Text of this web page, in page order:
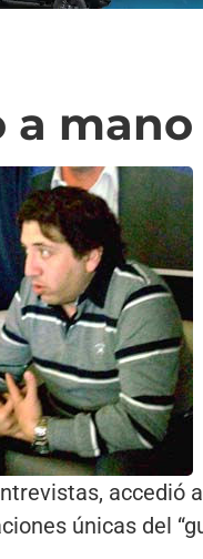
a
accedió
únicas del